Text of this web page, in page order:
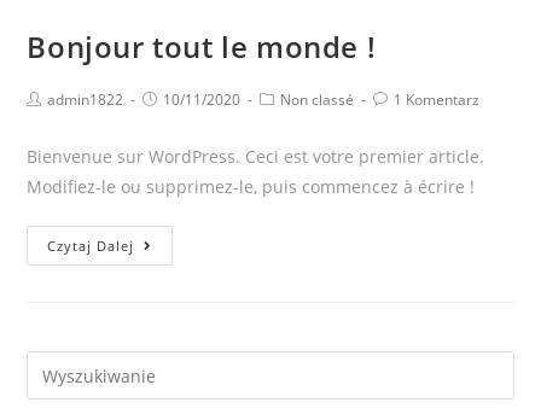
Bonjour tout le monde !
Postadmin1822
Post10/11/2020
PostNon classé
Post1 Komentarz
Bienvenue sur WordPress. Ceci est votre premier article.
Modifiez-le ou supprimez-le, puis commencez à écrire !
Czytaj Dalej
tout
Search
for: